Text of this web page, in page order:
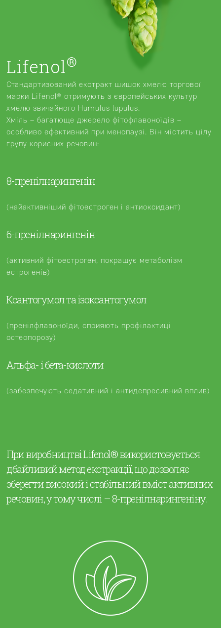
Lifenol®
Стандартизований екстракт шишок хмелю торгової
марки Lifenol® отримують з європейських культур
хмелю звичайного Humulus lupulus.
Хміль – багатюще джерело фітофлавоноїдів –
особливо ефективний при менопаузі. Він містить цілу
групу корисних речовин:
8-пренілнарингенін
(найактивніший фітоестроген і антиоксидант)
6-пренілнарингенін
(активний фітоестроген, покращує метаболізм
естрогенів)
Ксантогумол та ізоксантогумол
(пренілфлавоноїди, сприяють профілактиці
остеопорозу)
Альфа- і бета-кислоти
(забезпечують седативний і антидепресивний вплив)
При виробництві Lifenol® використовується
дбайливий метод екстракції, що дозволяє
зберегти високий і стабільний вміст активних
речовин, у тому числі – 8-пренілнарингеніну.